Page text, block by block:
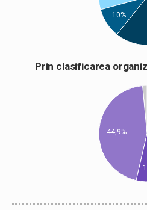
10%
Prin clasificarea
44,9%